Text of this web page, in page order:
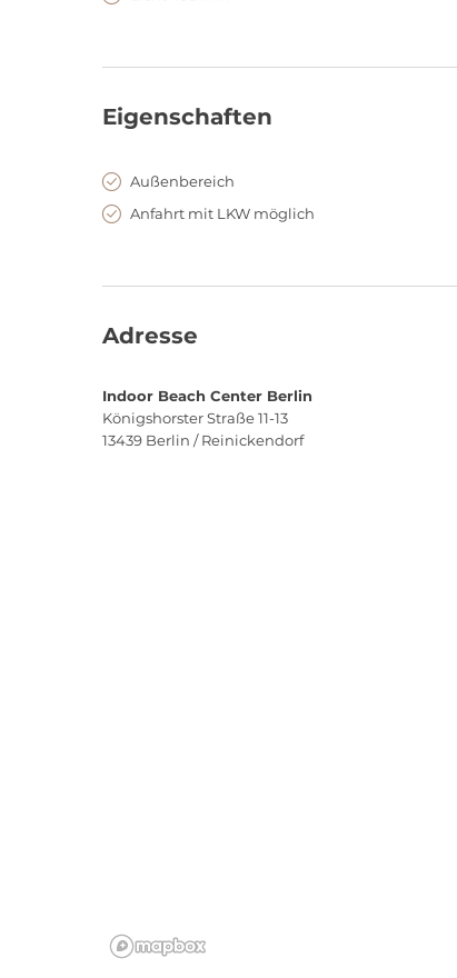
Eigenschaften
Außenbereich
Anfahrt mit LKW möglich
Adresse
Indoor Beach Center Berlin
Königshorster Straße 11-13
13439 Berlin / Reinickendorf